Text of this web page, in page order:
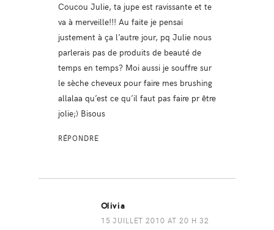
Coucou Julie, ta jupe est ravissante et te
va à merveille!!! Au faite je pensai
justement à ça l’autre jour, pq Julie nous
parlerais pas de produits de beauté de
temps en temps? Moi aussi je souffre sur
le sèche cheveux pour faire mes brushing
allalaa qu’est ce qu’il faut pas faire pr être
jolie;) Bisous
RÉPONDRE
Olivia
15 JUILLET 2010 AT 20 H 32